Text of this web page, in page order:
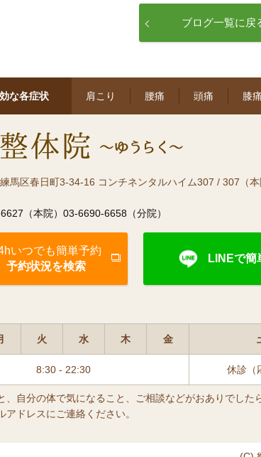
ブログ一覧に戻
な各症状 肩こり 腰痛 頭痛 膝痛
練馬区春日町3-34-16 コンチネンタルハイム307 / 307（
（本院） 03-6690-6658（分院）
いつでも簡単予約
予約状況を検索
LINEで簡
火 水 木 金
8:30 - 22:30 休診（
、自分の体で気になること、ご相談などがおありでした
アドレスにご連絡ください。